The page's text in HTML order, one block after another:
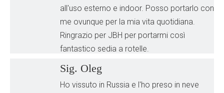
all'uso esterno e indoor. Posso portarlo con
me ovunque per la mia vita quotidiana.
Ringrazio per JBH per portarmi così
fantastico sedia a rotelle.
Sig. Oleg
Ho vissuto in Russia e l'ho preso in neve